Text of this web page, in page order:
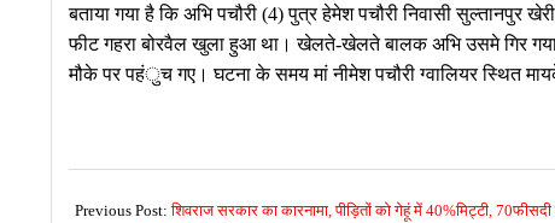
बताया गया है कि अभि पचौरी (4) पुत्र हेमेश पचौरी निवासी
फीट गहरा बोरवैल खुला हुआ था। खेलते-खेलते बालक अभि उसमे गिर
मौके पर पहंुच गए। घटना के समय मां नीमेश पचौरी ग्वालियर स्थित
07-
Previous Post:शिवराज सरकार का कारनामा, पीड़ितों को गेहूं में 40%मिट्टी,